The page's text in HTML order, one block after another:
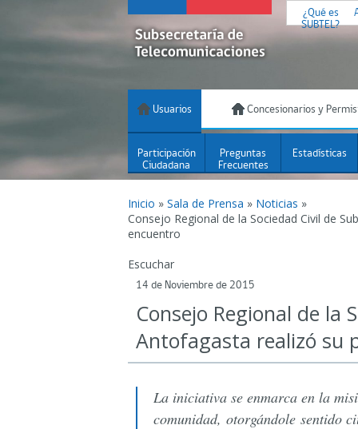
¿Qué es
SUBTEL?
Usuarios Concesionarios y
Participación
Ciudadana
Preguntas
Frecuentes
Estadísticas
Inicio » Sala de Prensa » Noticias »
Consejo Regional de la Sociedad Civil de
encuentro
Escuchar
14 de Noviembre de 2015
Consejo Regional de la
Antofagasta realizó su
La iniciativa se enmarca en la
comunidad, otorgándole sentido